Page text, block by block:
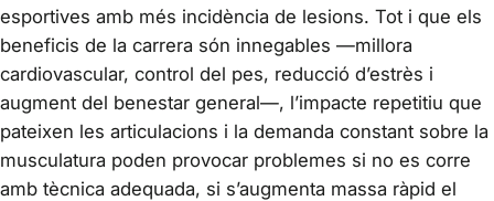
esportives amb més incidència de lesions. Tot i que els
beneficis de la carrera són innegables —millora
cardiovascular, control del pes, reducció d’estrès i
augment del benestar general—, l’impacte repetitiu que
pateixen les articulacions i la demanda constant sobre la
musculatura poden provocar problemes si no es corre
amb tècnica adequada, si s’augmenta massa ràpid el